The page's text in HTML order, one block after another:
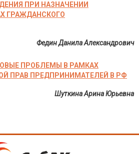
ПРИ НАЗНАЧЕНИИ
ГРАЖДАНСКОГО
Федин Данила Александрович
ПРОБЛЕМЫ В РАМКАХ
ПРАВ ПРЕДПРИНИМАТЕЛЕЙ В РФ
Шуткина Арина Юрьевна